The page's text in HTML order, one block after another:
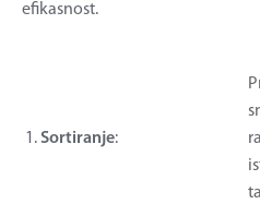
efikasnost.
1. Sortiranje: